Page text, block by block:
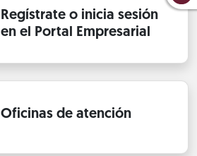
Regístrate o inicia sesión
en el Portal Empresarial
Oficinas de atención